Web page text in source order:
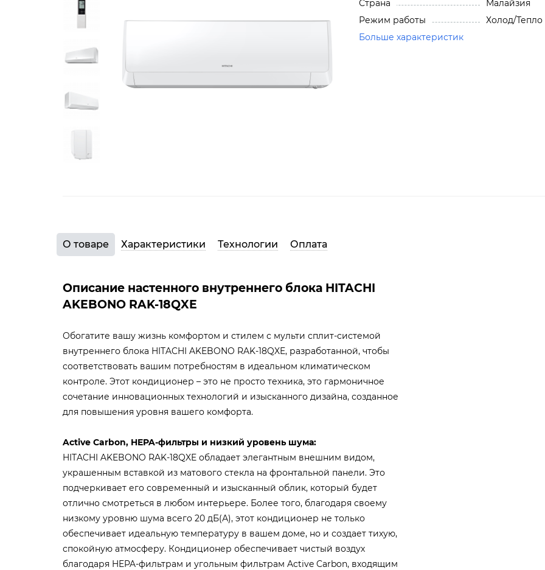
Страна
Малайзия
Режим работы
Холод/Тепло
Больше характеристик
О товаре Характеристики Технологии Оплата
Описание настенного внутреннего блока HITACHI
AKEBONO RAK-18QXE
Обогатите вашу жизнь комфортом и стилем с мульти сплит-системой
внутреннего блока HITACHI AKEBONO RAK-18QXE, разработанной, чтобы
соответствовать вашим потребностям в идеальном климатическом
контроле. Этот кондиционер – это не просто техника, это гармоничное
сочетание инновационных технологий и изысканного дизайна, созданное
для повышения уровня вашего комфорта.
Active Carbon, HEPA-фильтры и низкий уровень шума:
HITACHI AKEBONO RAK-18QXE обладает элегантным внешним видом,
украшенным вставкой из матового стекла на фронтальной панели. Это
подчеркивает его современный и изысканный облик, который будет
отлично смотреться в любом интерьере. Более того, благодаря своему
низкому уровню шума всего 20 дБ(А), этот кондиционер не только
обеспечивает идеальную температуру в вашем доме, но и создает тихую,
спокойную атмосферу. Кондиционер обеспечивает чистый воздух
благодаря HEPA-фильтрам и угольным фильтрам Active Carbon, входящим